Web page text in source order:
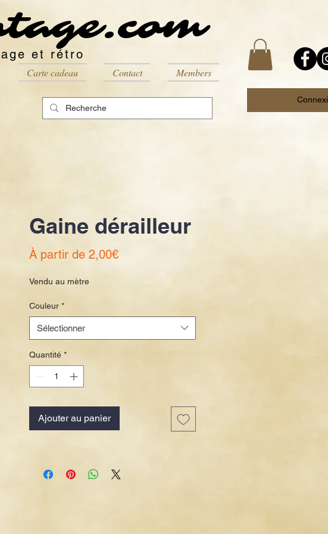
et rétro
Carte cadeau Contact Members
Gaine dérailleur
À partir de 2,00€Prix
Vendu au mètre
Couleur *
Sélectionner
Quantité *
Ajouter au panier